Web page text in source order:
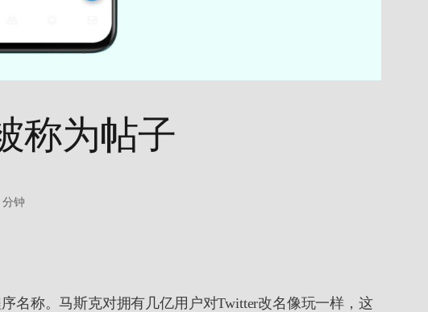
称为帖子
分钟
名称。马斯克对拥有几亿用户对Twitter改名像玩一样，这